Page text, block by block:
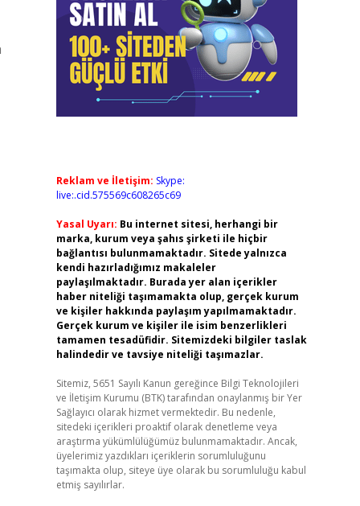
Reklam ve İletişim: Skype:
live:.cid.575569c608265c69
Yasal Uyarı: Bu internet sitesi, herhangi bir
marka, kurum veya şahıs şirketi ile hiçbir
bağlantısı bulunmamaktadır. Sitede yalnızca
kendi hazırladığımız makaleler
paylaşılmaktadır. Burada yer alan içerikler
haber niteliği taşımamakta olup, gerçek kurum
ve kişiler hakkında paylaşım yapılmamaktadır.
Gerçek kurum ve kişiler ile isim benzerlikleri
tamamen tesadüfidir. Sitemizdeki bilgiler taslak
halindedir ve tavsiye niteliği taşımazlar.
Sitemiz, 5651 Sayılı Kanun gereğince Bilgi Teknolojileri
ve İletişim Kurumu (BTK) tarafından onaylanmış bir Yer
Sağlayıcı olarak hizmet vermektedir. Bu nedenle,
sitedeki içerikleri proaktif olarak denetleme veya
araştırma yükümlülüğümüz bulunmamaktadır. Ancak,
üyelerimiz yazdıkları içeriklerin sorumluluğunu
taşımakta olup, siteye üye olarak bu sorumluluğu kabul
etmiş sayılırlar.